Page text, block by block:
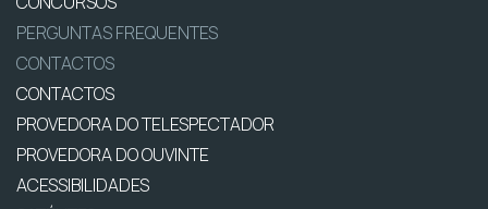
PERGUNTAS FREQUENTES
CONTACTOS
CONTACTOS
PROVEDORA DO TELESPECTADOR
PROVEDORA DO OUVINTE
ACESSIBILIDADES